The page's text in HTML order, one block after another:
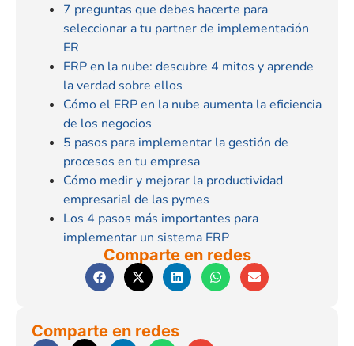
7 preguntas que debes hacerte para
seleccionar a tu partner de implementación
ER
ERP en la nube: descubre 4 mitos y aprende
la verdad sobre ellos
Cómo el ERP en la nube aumenta la eficiencia
de los negocios
5 pasos para implementar la gestión de
procesos en tu empresa
Cómo medir y mejorar la productividad
empresarial de las pymes
Los 4 pasos más importantes para
implementar un sistema ERP
Comparte en redes
Comparte en redes